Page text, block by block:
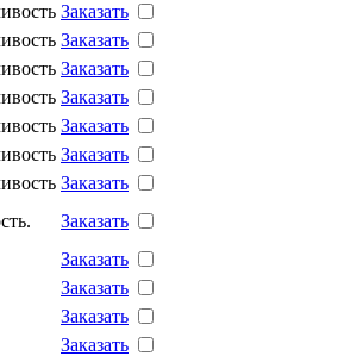
Заказать
Заказать
Заказать
Заказать
Заказать
Заказать
Заказать
Заказать
Заказать
Заказать
Заказать
Заказать